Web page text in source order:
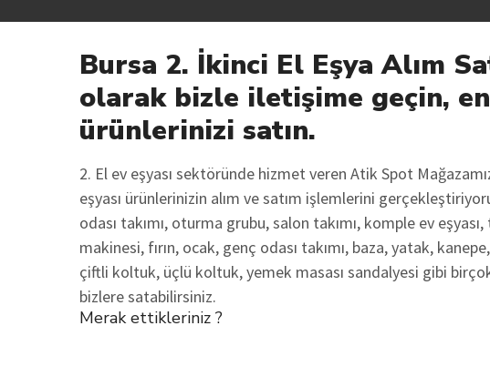
Bursa 2. İkinci El Eşya Alım
olarak bizle iletişime geçin,
ürünlerinizi satın.
2. El ev eşyası sektöründe hizmet veren Atik Spot
eşyası ürünlerinizin alım ve satım işlemlerini
odası takımı, oturma grubu, salon takımı, komple ev
makinesi, fırın, ocak, genç odası takımı, baza, yatak,
çiftli koltuk, üçlü koltuk, yemek masası sandalyesi gibi
bizlere satabilirsiniz.
Merak ettikleriniz ?